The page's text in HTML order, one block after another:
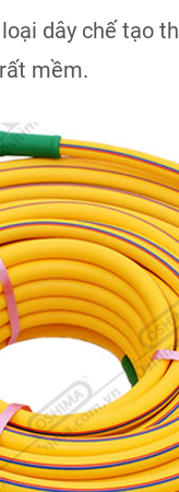
dây chế tạo
mềm.